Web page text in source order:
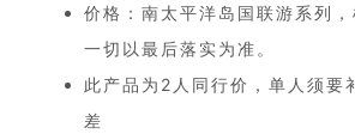
价格：南太平洋岛国联游系列
一切以最后落实为准。
此产品为2人同行价，单人须要
差